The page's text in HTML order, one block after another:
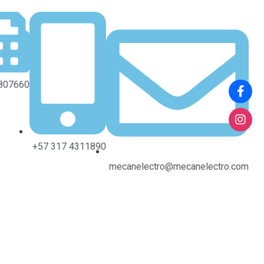
+57 317 4311890
mecanelectro@mecanelectro.com